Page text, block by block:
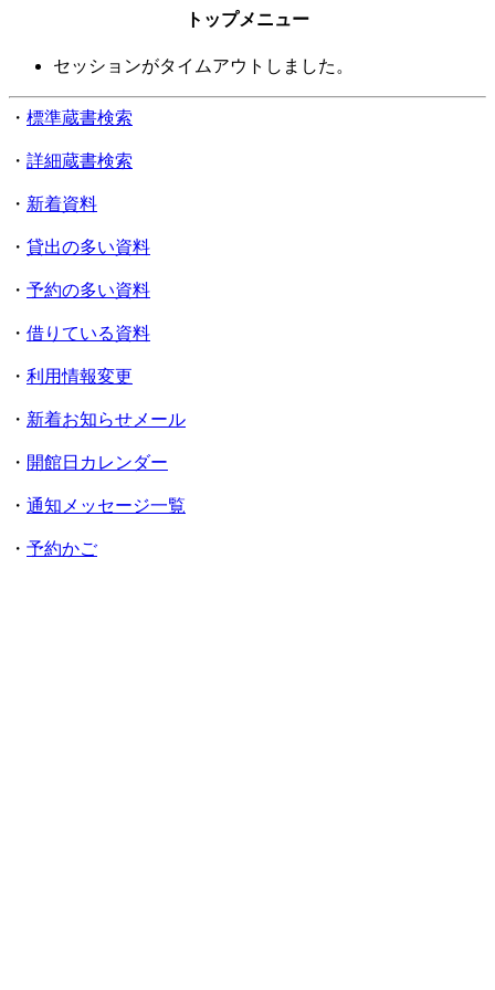
トップメニュー
セッションがタイムアウトしました。
・ 標準蔵書検索
・ 詳細蔵書検索
・ 新着資料
・ 貸出の多い資料
・ 予約の多い資料
・ 借りている資料
・ 利用情報変更
・ 新着お知らせメール
・ 開館日カレンダー
・ 通知メッセージ一覧
・ 予約かご